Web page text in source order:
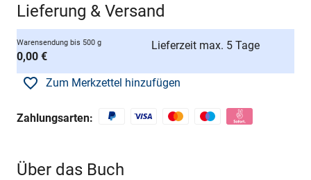
Lieferung & Versand
Warensendung bis 500 g
0,00 €
Lieferzeit max. 5 Tage
Zum Merkzettel hinzufügen
Zahlungsarten:
Über das Buch